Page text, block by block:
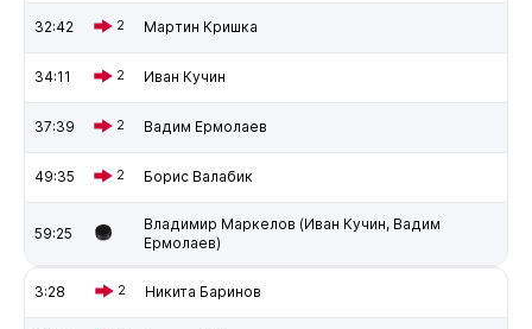
32:42 2 Мартин Кришка
34:11 2 Иван Кучин
37:39 2 Вадим Ермолаев
49:35 2 Борис Валабик
59:25
Владимир Маркелов (Иван Кучин, Вадим
Ермолаев)
3:28 2 Никита Баринов